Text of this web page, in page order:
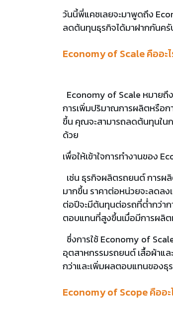
วันนี้พี่แคชเลยจะมาพูดถึง
ลดต้นทุนธุรกิจได้มาฝากกันครั
Economy of Scale คืออะ
Economy of Scale หมาย
การเพิ่มปริมาณการผลิตหรือก
ขึ้น คุณจะสามารถลดต้นทุนใน
ด้วย
เพื่อให้เข้าใจการทำงานของ
เช่น ธุรกิจผลิตรถยนต์ การผ
มากขึ้น ราคาต่อหน่วยจะลดล
ต่อปีจะมีต้นทุนต่อรถที่ต่ำกว่า
ตอบแทนที่สูงขึ้นเมื่อมีการผลิ
ซึ่งการใช้ Economy of
อุตสาหกรรมรถยนต์ เสื้อผ้าแล
กว่าและเพิ่มผลตอบแทนของธุ
Economy of Scope คืออะ